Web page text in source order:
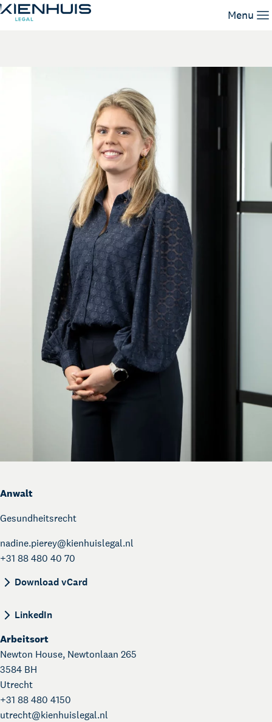
Menu
Nadine Pierey
Anwalt
Gesundheitsrecht
nadine.pierey@kienhuislegal.nl
+31 88 480 40 70
Download vCard
LinkedIn
Arbeitsort
Newton House, Newtonlaan 265
3584 BH
Utrecht
+31 88 480 4150
utrecht@kienhuislegal.nl